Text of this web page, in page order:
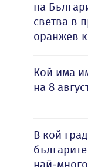
на
светва в
оранжев
Кой има
на 8
В кой град